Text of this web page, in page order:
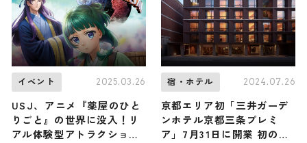
イベント 2025.03.26
USJ、アニメ『薬屋のひと
りごと』の世界に没入！リ
アル体験型アトラクション
宿・ホテル 2024.07.26
京都エリア初「三井ガーデ
ンホテル京都三条プレミ
ア」7月31日に開業 初のプ